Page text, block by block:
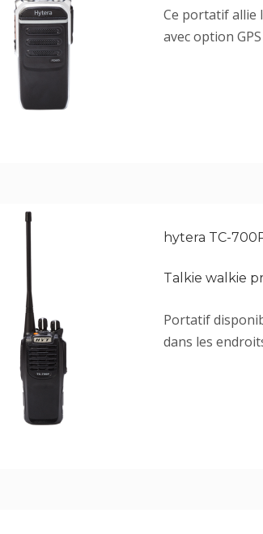
Ce portatif allie
avec option
hytera TC-
Talkie walkie
Portatif
dans les